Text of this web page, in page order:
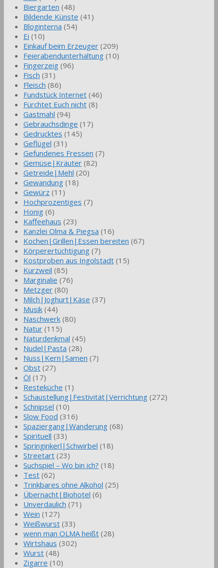
Biergarten (48)
Bildende Künste (41)
Bloginterna (54)
Ei (10)
Einkauf beim Erzeuger (209)
Feierabendunterhaltung (10)
Fingerzeig (96)
Fisch (31)
Fleisch (86)
Fundstück Internet (46)
Fürchtet Euch nicht (8)
Gastmahl (94)
Gebrauchsdinge (17)
Gedrucktes (145)
Geflügel (31)
Gefundenes Fressen (7)
Gemüse|Kräuter (82)
Getreide|Mehl (20)
Gewandung (18)
Gewürz (11)
Hochprozentiges (7)
Honig (6)
Kaffeehaus (23)
Kanzlei Olma & Piegsa (16)
Kochen|Grillen|Essen bereiten (67)
Körperertüchtigung (7)
Kostproben aus Ingolstadt (15)
Kurzweil (85)
Marginalie (76)
Metzger (80)
Milch|Joghurt|Käse (37)
Musik (44)
Naschwerk (80)
Natur (115)
Naturdenkmal (45)
Nudel|Pasta (28)
Nuss|Kern|Samen (7)
Obst (27)
Öl (17)
Resteküche (1)
Schaustellung|Festivität|Verrichtung (272)
Schnipsel (10)
Slow Food (316)
Spaziergang|Wanderung (68)
Spirituell (33)
Springinkerl|Schwirbel (18)
Streetart (23)
Suchspiel – Wo bin ich? (18)
Test (62)
Trinkbares ohne Alkohol (25)
Übernacht|Biohotel (6)
Unverdaulich (71)
Wein (127)
Weißwurst (33)
wenn man OLMA heißt (28)
Wirtshaus (302)
Wurst (48)
Zigarre (10)